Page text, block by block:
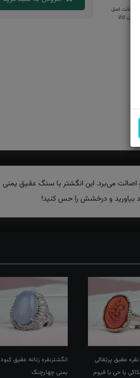
ضمانت اصل
بودن کالا
اصالت می‌برد. این انگشتر با سنگ عقیق یمنی
بیاورید و درخشش را حس کنید!
عقیق پرتقالی
یا حی یا قیوم
انگشترنقره زنانه عقیق کبود
یمنی چهارچنگ